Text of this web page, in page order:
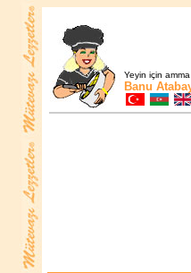
Yeyin için
Banu